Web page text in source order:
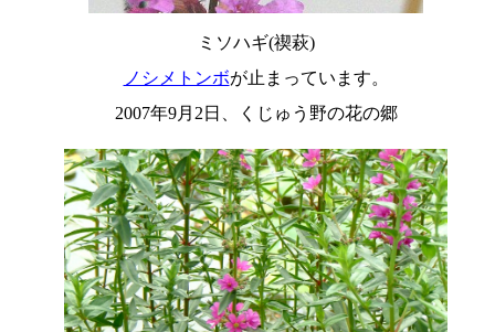
ミソハギ(禊萩)
ノシメトンボが止まっています。
2007年9月2日、くじゅう野の花の郷